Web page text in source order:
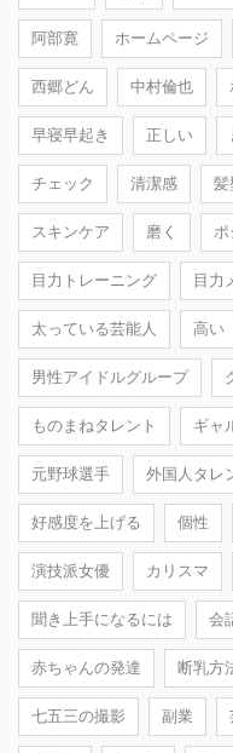
阿部寛 ホームページ
西郷どん 中村倫也
早寝早起き 正しい
チェック 清潔感 髪
スキンケア 磨く
目力トレーニング 目力
太っている芸能人 高い
男性アイドルグループ
ものまねタレント ギャ
元野球選手 外国人タレ
好感度を上げる 個性
演技派女優 カリスマ
聞き上手になるには 会
赤ちゃんの発達 断乳方
七五三の撮影 副業